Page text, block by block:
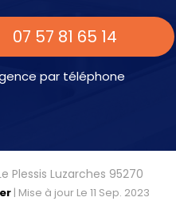
07 57 81 65 14
par téléphone
Plessis Luzarches 95270
| Mise à jour Le 11 Sep. 2023